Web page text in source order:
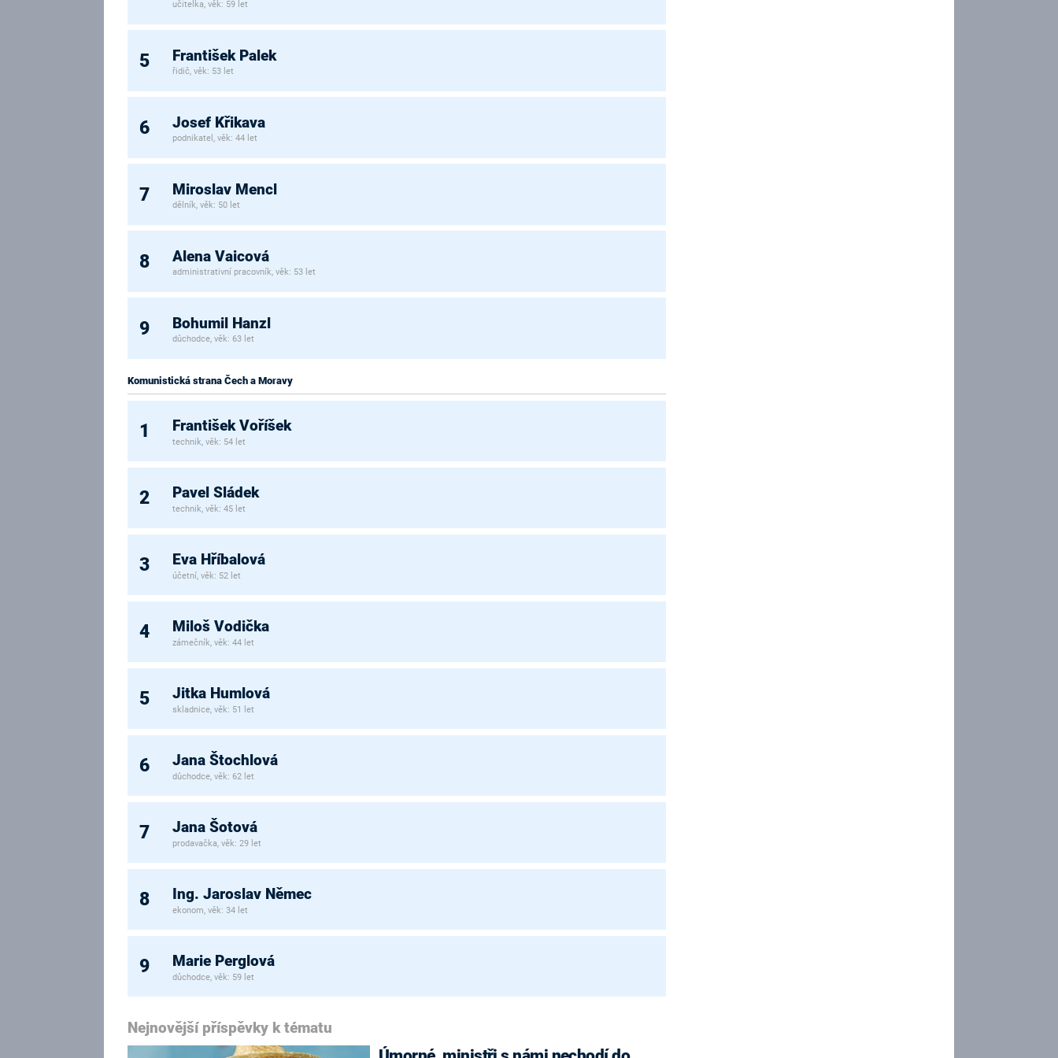
učitelka, věk: 59 let
5 František Palek
řidič, věk: 53 let
6 Josef Křikava
podnikatel, věk: 44 let
7 Miroslav Mencl
dělník, věk: 50 let
8 Alena Vaicová
administrativní pracovník, věk: 53 let
9 Bohumil Hanzl
důchodce, věk: 63 let
Komunistická strana Čech a Moravy
1 František Voříšek
technik, věk: 54 let
2 Pavel Sládek
technik, věk: 45 let
3 Eva Hříbalová
účetní, věk: 52 let
4 Miloš Vodička
zámečník, věk: 44 let
5 Jitka Humlová
skladnice, věk: 51 let
6 Jana Štochlová
důchodce, věk: 62 let
7 Jana Šotová
prodavačka, věk: 29 let
8 Ing. Jaroslav Němec
ekonom, věk: 34 let
9 Marie Perglová
důchodce, věk: 59 let
Nejnovější příspěvky k tématu